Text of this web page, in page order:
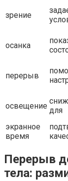
зрение
осанка
перерыв
освещение для
экранное
время
Перерыв
тела: